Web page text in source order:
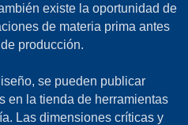
existe la oportunidad de
de materia prima antes
producción.
se pueden publicar
en la tienda de herramientas
Las dimensiones críticas y